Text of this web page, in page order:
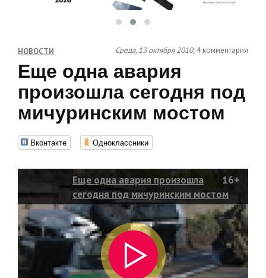
НОВОСТИ Среда, 13 октября 2010, 4 комментария
Еще одна авария
произошла сегодня под
мичуринским мостом
Вконтакте Одноклассники
Еще одна авария произошла
сегодня под мичуринским мостом
16+